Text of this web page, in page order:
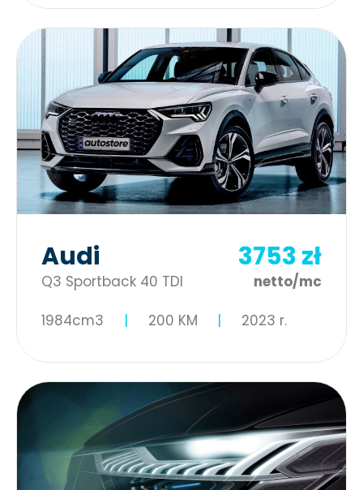
Audi
Q3 Sportback 40 TDI
3753 zł
netto/mc
1984cm3 200 KM 2023 r.